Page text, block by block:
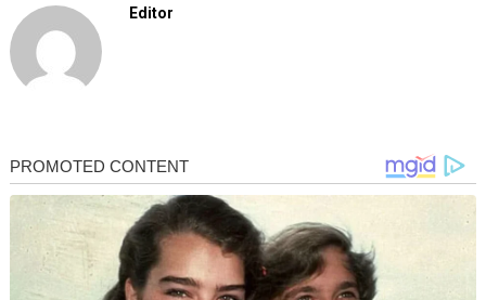
Editor